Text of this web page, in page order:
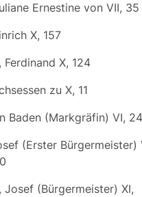
Ernestine von VII, 35
X, 157
Ferdinand X, 124
zu X, 11
Baden (Markgräfin) VI,
(Erster Bürgermeister)
Josef (Bürgermeister) XI,